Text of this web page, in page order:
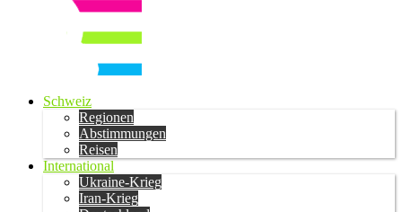
Schweiz
Regionen
Abstimmungen
Reisen
International
Ukraine-Krieg
Iran-Krieg